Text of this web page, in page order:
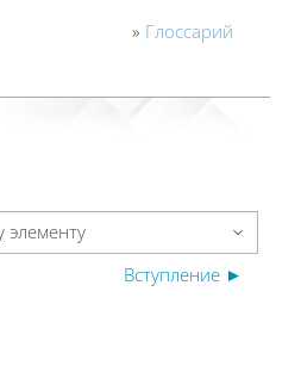
» Глоссарий
Вступление ►